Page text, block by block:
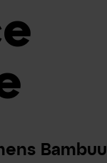
Bambuu